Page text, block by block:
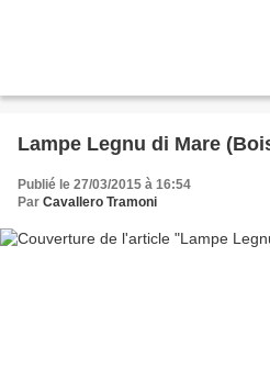
Lampe Legnu di Mare
Publié le 27/03/2015 à 16:54
Par Cavallero Tramoni